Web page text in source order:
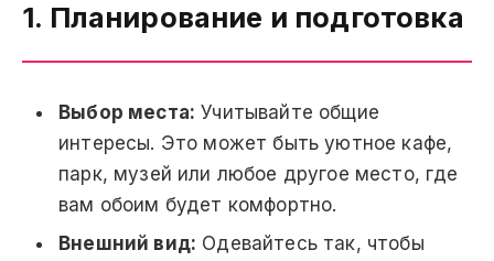
1. Планирование и подготовка
Выбор места: Учитывайте общие
интересы. Это может быть уютное кафе,
парк, музей или любое другое место, где
вам обоим будет комфортно.
Внешний вид: Одевайтесь так, чтобы